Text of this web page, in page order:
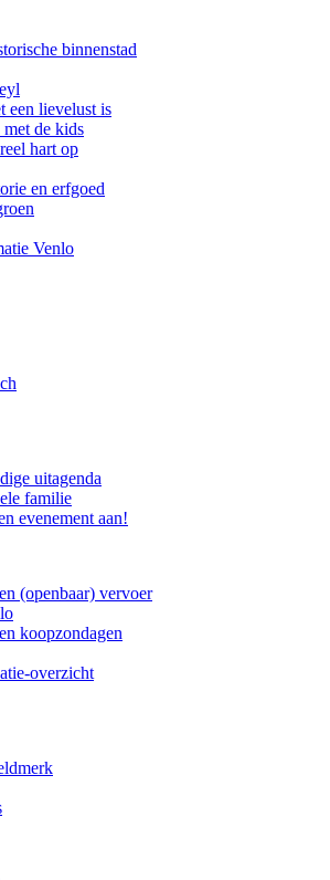
binnenstad
een lievelust is
de kids
hart op
en erfgoed
Venlo
uitagenda
familie
evenement aan!
(openbaar) vervoer
koopzondagen
overzicht